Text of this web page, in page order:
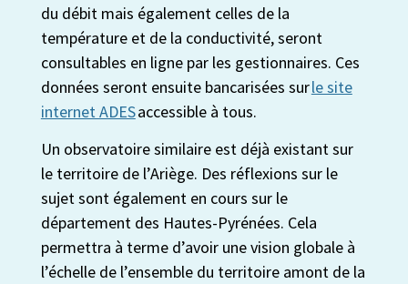
du débit mais également celles de la
température et de la conductivité, seront
consultables en ligne par les gestionnaires. Ces
données seront ensuite bancarisées surle site
internet ADESaccessible à tous.
Un observatoire similaire est déjà existant sur
le territoire de l’Ariège. Des réflexions sur le
sujet sont également en cours sur le
département des Hautes-Pyrénées. Cela
permettra à terme d’avoir une vision globale à
l’échelle de l’ensemble du territoire amont de la